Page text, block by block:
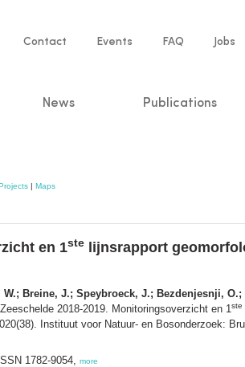
Service
Contact Events FAQ Jobs
News Publications
| Maps
en 1ste lijnsrapport
Breine, J.; Speybroeck, J.; Bezdenjesnji,
2018-2019. Monitoringsoverzicht en 1 ste
Instituut voor Natuur- en Bosonderzoek:
1782-9054, more